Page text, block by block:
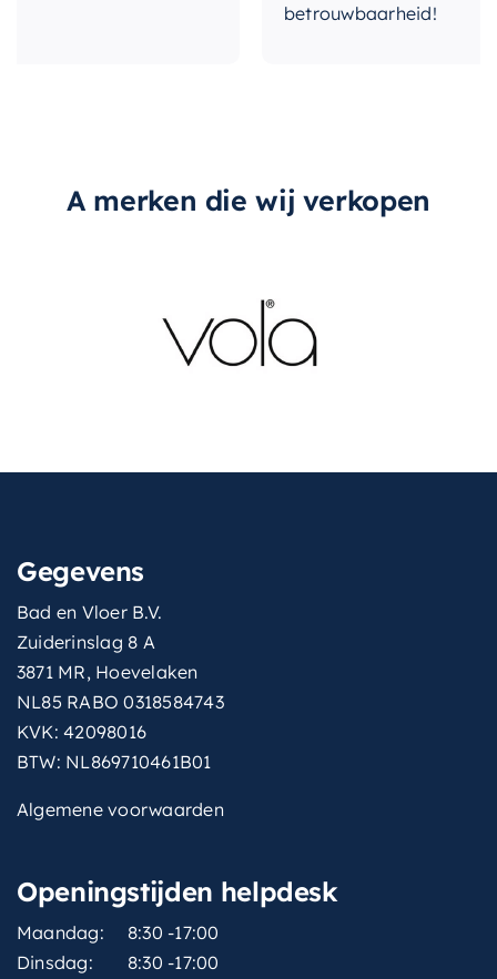
betrouwbaarheid!
A merken die wij verkopen
Gegevens
Bad en Vloer B.V.
Zuiderinslag 8 A
3871 MR, Hoevelaken
NL85 RABO 0318584743
KVK: 42098016
BTW: NL869710461B01
Algemene voorwaarden
Openingstijden helpdesk
Maandag:
8:30 -17:00
Dinsdag:
8:30 -17:00